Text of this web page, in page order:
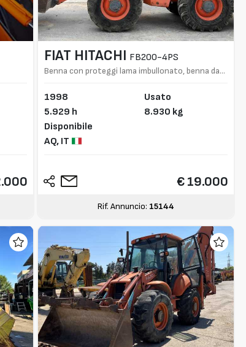
FIAT HITACHI FB200-4PS
Benna con proteggi lama imbullonato, benna da
1998
5.929 h
Disponibile
AQ, IT
Usato
8.930 kg
€ 19.000
Rif. Annuncio: 15144